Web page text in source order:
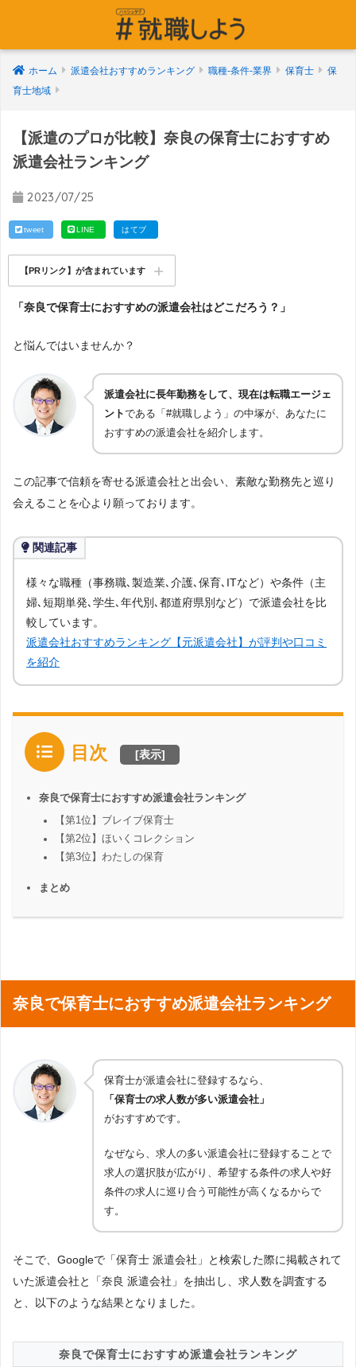
ホーム 派遣会社おすすめランキング 職種-条件-業界 保育士
保
育士地域
【派遣のプロが比較】奈良の保育士におすすめ
派遣会社ランキング
2023/07/25
tweet LINE はてブ
【PRリンク】が含まれています
「奈良で保育士におすすめの派遣会社はどこだろう？」
と悩んではいませんか？
派遣会社に長年勤務をして、現在は転職エージェ
ントである「#就職しよう」の中塚が、あなたに
おすすめの派遣会社を紹介します。
この記事で信頼を寄せる派遣会社と出会い、素敵な勤務先と巡り
会えることを心より願っております。
関連記事
様々な職種（事務職､製造業､介護､保育､ITなど）や条件（主
婦､短期単発､学生､年代別､都道府県別など）で派遣会社を比
較しています。
派遣会社おすすめランキング【元派遣会社】が評判や口コミ
を紹介
目次 [表示]
奈良で保育士におすすめ派遣会社ランキング
【第1位】ブレイブ保育士
【第2位】ほいくコレクション
【第3位】わたしの保育
まとめ
奈良で保育士におすすめ派遣会社ランキング
保育士が派遣会社に登録するなら、
「保育士の求人数が多い派遣会社」
がおすすめです。
なぜなら、求人の多い派遣会社に登録することで
求人の選択肢が広がり、希望する条件の求人や好
条件の求人に巡り合う可能性が高くなるからで
す。
そこで、Googleで「保育士 派遣会社」と検索した際に掲載されて
いた派遣会社と「奈良 派遣会社」を抽出し、求人数を調査する
と、以下のような結果となりました。
奈良で保育士におすすめ派遣会社ランキング